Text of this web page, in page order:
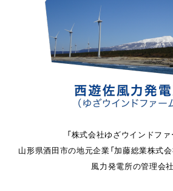
「株式会社ゆざウインドファ
山形県酒田市の地元企業「加藤総業株式会
風力発電所の管理会社